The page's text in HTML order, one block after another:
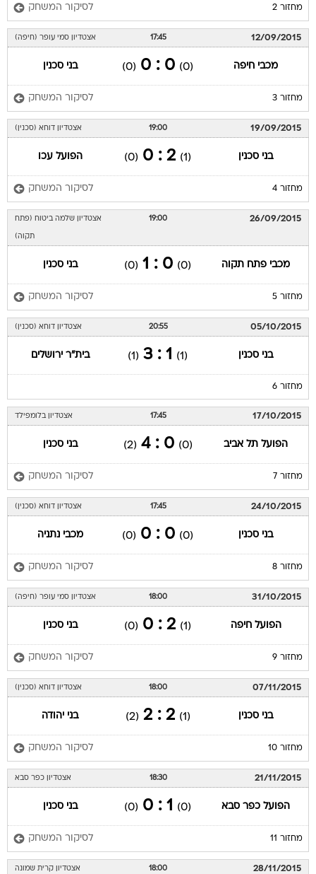
מחזור 2 לסיקור המשחק
12/09/2015
17:45 אצטדיון סמי עופר (חיפה)
מכבי חיפה (0)
0 : 0
(0) בני סכנין
מחזור 3 לסיקור המשחק
19/09/2015
19:00 אצטדיון דוחא (סכנין)
בני סכנין (1)
2 : 0
(0) הפועל עכו
מחזור 4 לסיקור המשחק
26/09/2015
19:00 אצטדיון שלמה ביטוח (פתח
תקוה)
מכבי פתח תקוה (0)
0 : 1
(0) בני סכנין
מחזור 5 לסיקור המשחק
05/10/2015
20:55 אצטדיון דוחא (סכנין)
בני סכנין (1)
1 : 3
(1) בית"ר ירושלים
מחזור 6
17/10/2015
17:45 אצטדיון בלומפילד
הפועל תל אביב (0)
0 : 4
(2) בני סכנין
מחזור 7 לסיקור המשחק
24/10/2015
17:45 אצטדיון דוחא (סכנין)
בני סכנין (0)
0 : 0
(0) מכבי נתניה
מחזור 8 לסיקור המשחק
31/10/2015
18:00 אצטדיון סמי עופר (חיפה)
הפועל חיפה (1)
2 : 0
(0) בני סכנין
מחזור 9 לסיקור המשחק
07/11/2015
18:00 אצטדיון דוחא (סכנין)
בני סכנין (1)
2 : 2
(2) בני יהודה
מחזור 10 לסיקור המשחק
21/11/2015
18:30 אצטדיון כפר סבא
הפועל כפר סבא (0)
1 : 0
(0) בני סכנין
מחזור 11 לסיקור המשחק
28/11/2015
18:00 אצטדיון קרית שמונה